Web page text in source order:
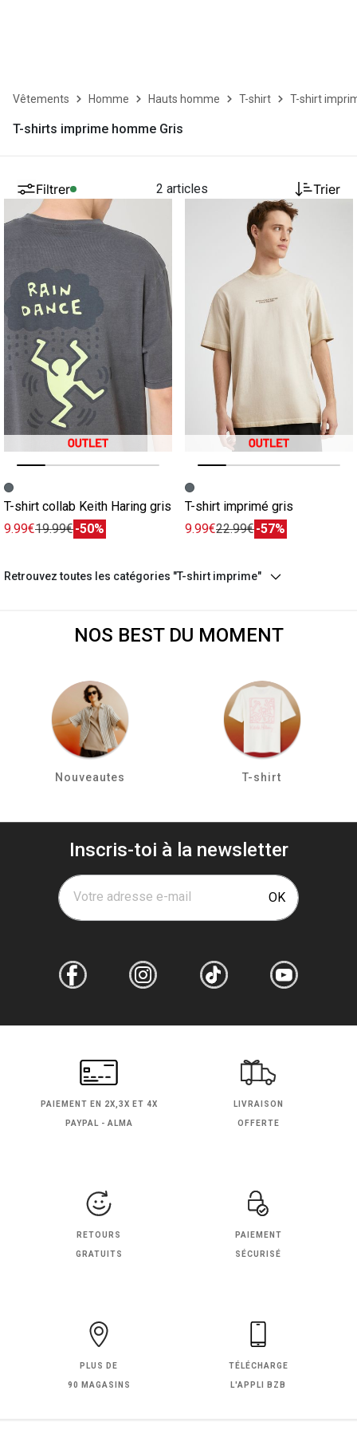
Vêtements Homme Hauts homme T-shirt T-shirt
T-shirts imprime homme Gris
Filtrer 2 articles Trier
Image précédente
Image suivante
T-shirt collab Keith Haring gris
9.99€19.99€-50%
Image précédente
Image suivante
T-shirt imprimé gris
9.99€22.99€-57%
Retrouvez toutes les catégories "T-shirt imprime"
NOS BEST DU MOMENT
Nouveautes T-shirt
Inscris-toi à la newsletter
Votre adresse e-mail OK
PAIEMENT EN 2X,3X ET 4X
PAYPAL - ALMA
LIVRAISON
OFFERTE
RETOURS
GRATUITS
PAIEMENT
SÉCURISÉ
PLUS DE
90 MAGASINS
TÉLÉCHARGE
L'APPLI BZB